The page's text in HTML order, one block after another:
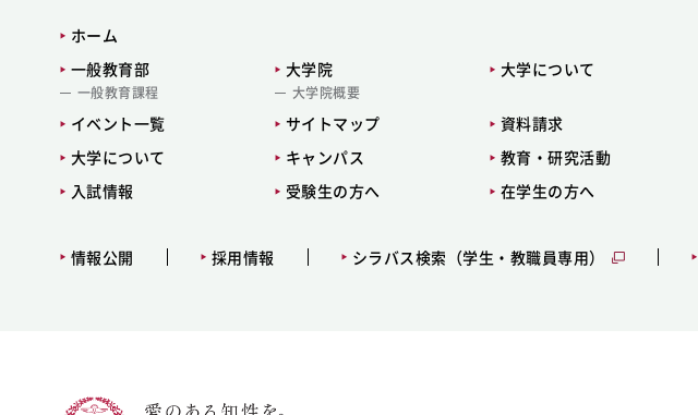
ホーム
一般教育部
一般教育課程
大学院
大学院概要
大学について
イベント一覧 サイトマップ 資料請求
大学について
キャンパス 教育・研究活動
入試情報
受験生の方へ 在学生の方へ
情報公開 採用情報 シラバス検索（学生・教職員専用）